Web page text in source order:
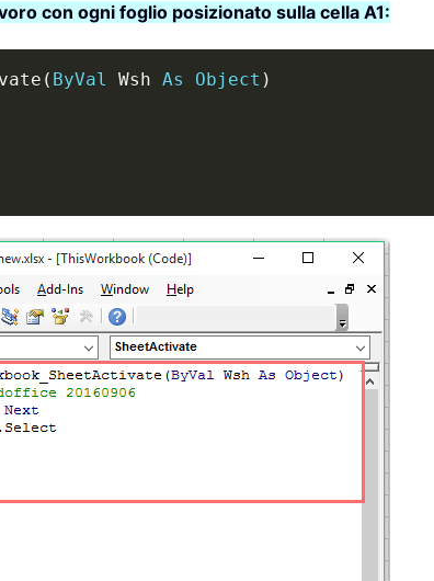
con ogni foglio posizionato sulla cella A1:
( ByVal Wsh As Object )